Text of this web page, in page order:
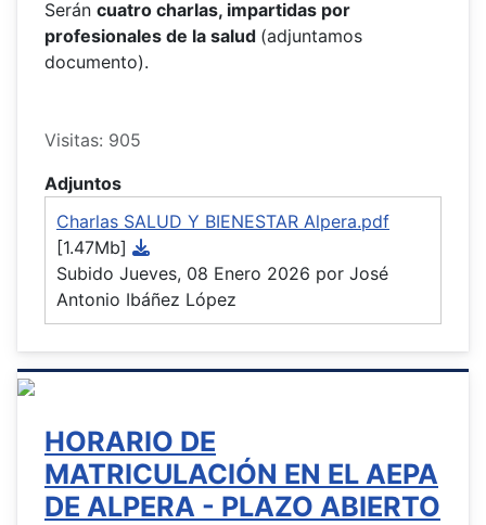
Serán cuatro charlas, impartidas por
profesionales de la salud (adjuntamos
documento).
Visitas: 905
Adjuntos
Charlas SALUD Y BIENESTAR Alpera.pdf
[1.47Mb]
Subido Jueves, 08 Enero 2026 por José
Antonio Ibáñez López
HORARIO DE
MATRICULACIÓN EN EL AEPA
DE ALPERA - PLAZO ABIERTO